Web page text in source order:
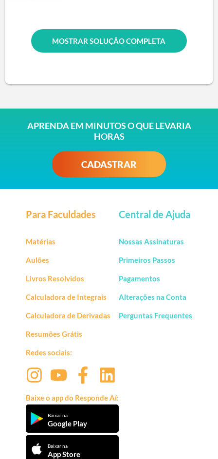
MOSTRAR SOLUÇÃO COMPLETA
APRENDA EM MINUTOS O QUE LEVARIA
HORAS
CADASTRAR
Para Faculdades
Matérias
Aulões
Livros Resolvidos
Calculadora de Integrais
Calculadora de Derivadas
Resumões Grátis
Redes sociais:
Baixe o app do Responde Aí:
Baixar na
Google Play
Baixar na
App Store
Central de Ajuda
Nossas Assinaturas
Primeiros Passos
Pagamentos
Alterações na Conta
Perguntas Frequentes